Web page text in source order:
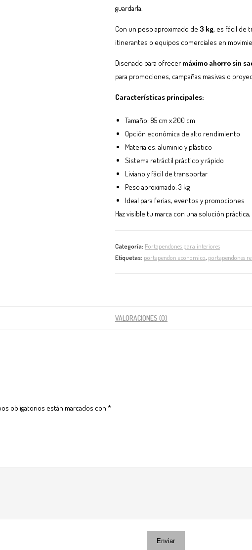
guardarla.
Con un peso aproximado de 3 kg, es fácil de
itinerantes o equipos comerciales en
Diseñado para ofrecer máximo ahorro sin
para promociones, campañas masivas o
Características principales:
Tamaño: 85 cm x 200 cm
Opción económica de alto rendimiento
Materiales: aluminio y plástico
Sistema retráctil práctico y rápido
Liviano y fácil de transportar
Peso aproximado: 3 kg
Ideal para ferias, eventos y promociones
Haz visible tu marca con una solución
Categoría: Portapendones para interiores
Etiquetas: portapendon economico, portapendones
VALORACIONES (0)
obligatorios están marcados con *